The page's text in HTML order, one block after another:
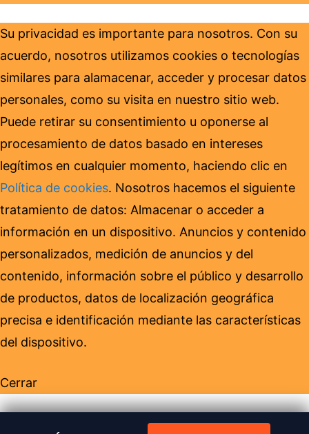
Su privacidad es importante para nosotros. Con su
acuerdo, nosotros utilizamos cookies o tecnologías
similares para alamacenar, acceder y procesar datos
personales, como su visita en nuestro sitio web.
Puede retirar su consentimiento u oponerse al
procesamiento de datos basado en intereses
legítimos en cualquier momento, haciendo clic en
Política de cookies. Nosotros hacemos el siguiente
tratamiento de datos: Almacenar o acceder a
información en un dispositivo. Anuncios y contenido
personalizados, medición de anuncios y del
contenido, información sobre el público y desarrollo
de productos, datos de localización geográfica
precisa e identificación mediante las características
del dispositivo.
Cerrar